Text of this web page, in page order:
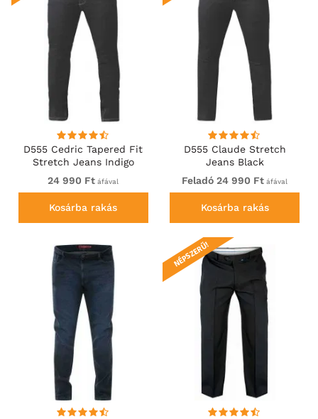
D555 Cedric Tapered Fit
Stretch Jeans Indigo
24 990 Ft áfával
Kosárba rakás
D555 Claude Stretch
Jeans Black
Feladó 24 990 Ft áfával
Kosárba rakás
NÉPSZERŰ!